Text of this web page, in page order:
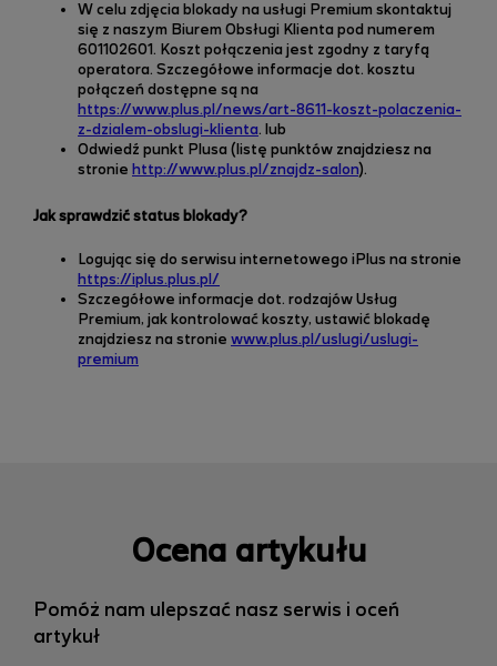
W celu zdjęcia blokady na usługi Premium skontaktuj
się z naszym Biurem Obsługi Klienta pod numerem
601102601. Koszt połączenia jest zgodny z taryfą
operatora. Szczegółowe informacje dot. kosztu
połączeń dostępne są na
https://www.plus.pl/news/art-8611-koszt-polaczenia-
z-dzialem-obslugi-klienta. lub
Odwiedź punkt Plusa (listę punktów znajdziesz na
stronie http://www.plus.pl/znajdz-salon).
Jak sprawdzić status blokady?
Logując się do serwisu internetowego iPlus na stronie
https://iplus.plus.pl/
Szczegółowe informacje dot. rodzajów Usług
Premium, jak kontrolować koszty, ustawić blokadę
znajdziesz na stronie www.plus.pl/uslugi/uslugi-
premium
Ocena artykułu
Pomóż nam ulepszać nasz serwis i oceń
artykuł